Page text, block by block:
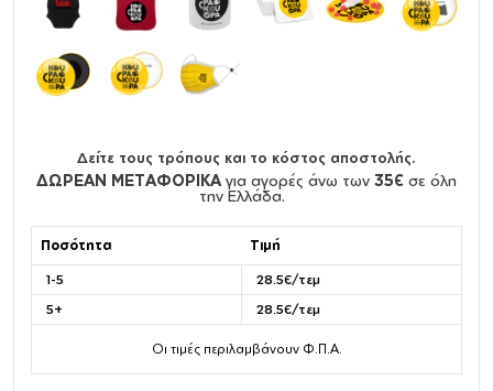
Δείτε τους τρόπους και το κόστος αποστολής.
ΔΩΡΕΑΝ ΜΕΤΑΦΟΡΙΚΑ για αγορές άνω των 35€ σε όλη
την Ελλάδα.
Ποσότητα Τιμή
1-5
28.5€/τεμ
5+
28.5€/τεμ
Οι τιμές περιλαμβάνουν Φ.Π.Α.